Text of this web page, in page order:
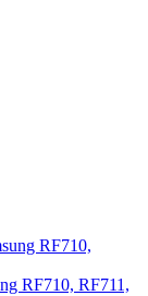
RF710, RF711,